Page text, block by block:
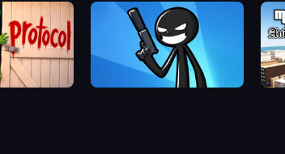
Stickman Bullet Warriors